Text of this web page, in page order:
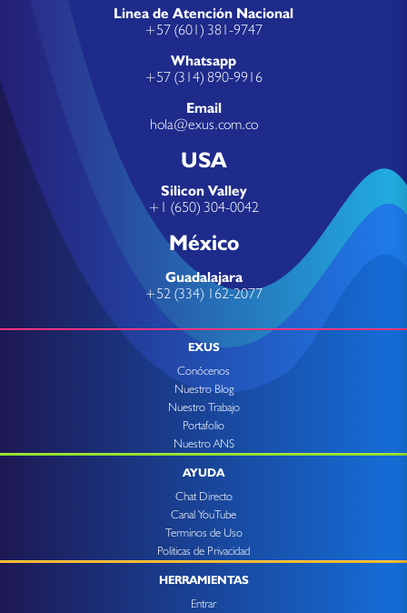
Linea de Atención Nacional
+57 (601) 381-9747
Whatsapp
+57 (314) 890-9916
Email
hola@exus.com.co
USA
Silicon Valley
+1 (650) 304-0042
México
Guadalajara
+52 (334) 162-2077
EXUS
Conócenos
Nuestro Blog
Nuestro Trabajo
Portafolio
Nuestro ANS
AYUDA
Chat Directo
Canal YouTube
Terminos de Uso
Politicas de Privacidad
HERRAMIENTAS
Entrar